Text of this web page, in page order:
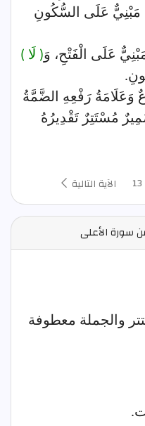
عَلَى السُّكُونِ
عَلَى الْفَتْحِ، وَ( لَا )
رَفْعِهِ الضَّمَّةُ
مُسْتَتِرٌ تَقْدِيرُهُ
الآية التالية
والجملة معطوفة